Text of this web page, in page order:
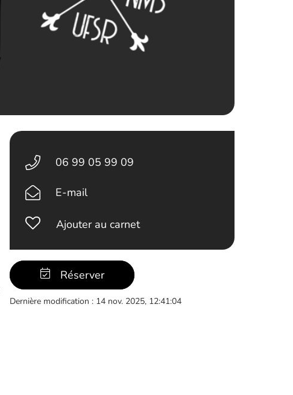
06 99 05 99 09
E-mail
Ajouter au carnet
Réserver
Dernière modification : 14 nov. 2025, 12:41:04